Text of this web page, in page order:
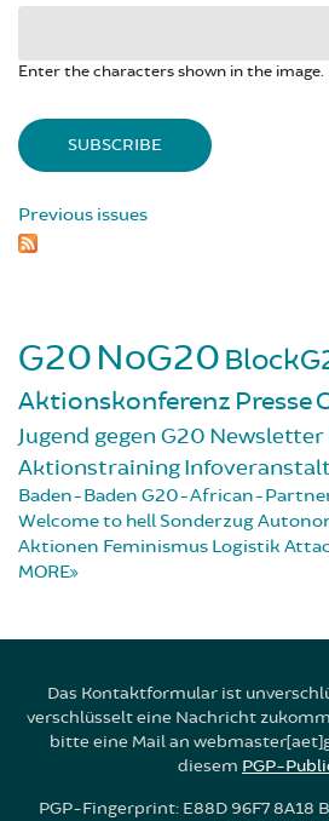
Enter the characters shown in the image.
Previous issues
G20NoG20
Aktionskonferenz Presse
Jugend gegen G20 Newsletter
Aktionstraining
Baden-Baden G20-African-
Welcome to hellSonderzug
Aktionen Feminismus Logistik Attac
MORE
Das Kontaktformular ist
verschlüsselt eine Nachricht
bitte eine Mail an
diesem PGP-
PGP-Fingerprint: E88D 96F7 8A18